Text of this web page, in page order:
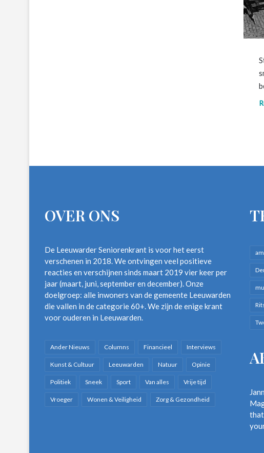
OVER ONS
De Leeuwarder Seniorenkrant is voor het eerst
verschenen in 2018. We ontvingen veel positieve
reacties en verschijnen sinds maart 2019 vier keer per
jaar (maart, juni, september en december). Onze
doelgroep: alle inwoners van de gemeente Leeuwarden
die vallen in de categorie 60+. We zijn de enige krant
voor ouderen in Leeuwarden.
Ander Nieuws Columns Financieel Interviews
Kunst & Cultuur Leeuwarden Natuur Opinie
Politiek Sneek Sport Van alles Vrije tijd
Vroeger Wonen & Veiligheid Zorg & Gezondheid